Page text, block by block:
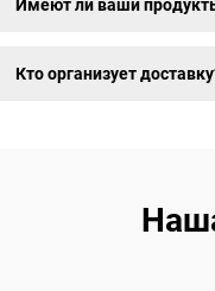
Имеют ли ваши
Кто организует